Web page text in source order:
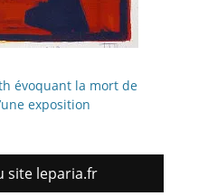
évoquant la mort de
exposition
site leparia.fr